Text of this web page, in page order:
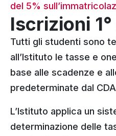
del 5%
Iscrizioni
Tutti gli studenti sono
all’Istituto le tasse e
base alle scadenze e
predeterminate dal
L’Istituto applica un
determinazione delle